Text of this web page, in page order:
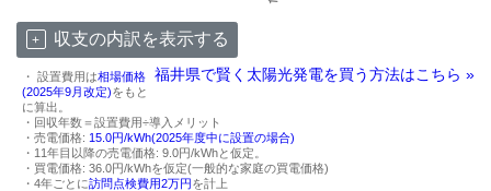
収支の内訳を表示する
福井県で賢く太陽光発電を買う方法はこちら »
・ 設置費用は相場価格
(2025年9月改定)をもと
に算出。
・回収年数＝設置費用÷導入メリット
・売電価格: 15.0円/kWh(2025年度中に設置の場合)
・11年目以降の売電価格: 9.0円/kWhと仮定。
・買電価格: 36.0円/kWhを仮定(一般的な家庭の買電価格)
・4年ごとに訪問点検費用2万円を計上